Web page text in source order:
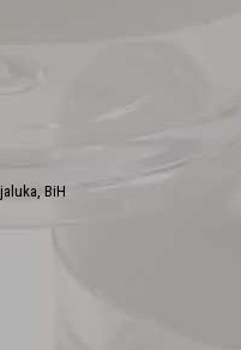
BiH